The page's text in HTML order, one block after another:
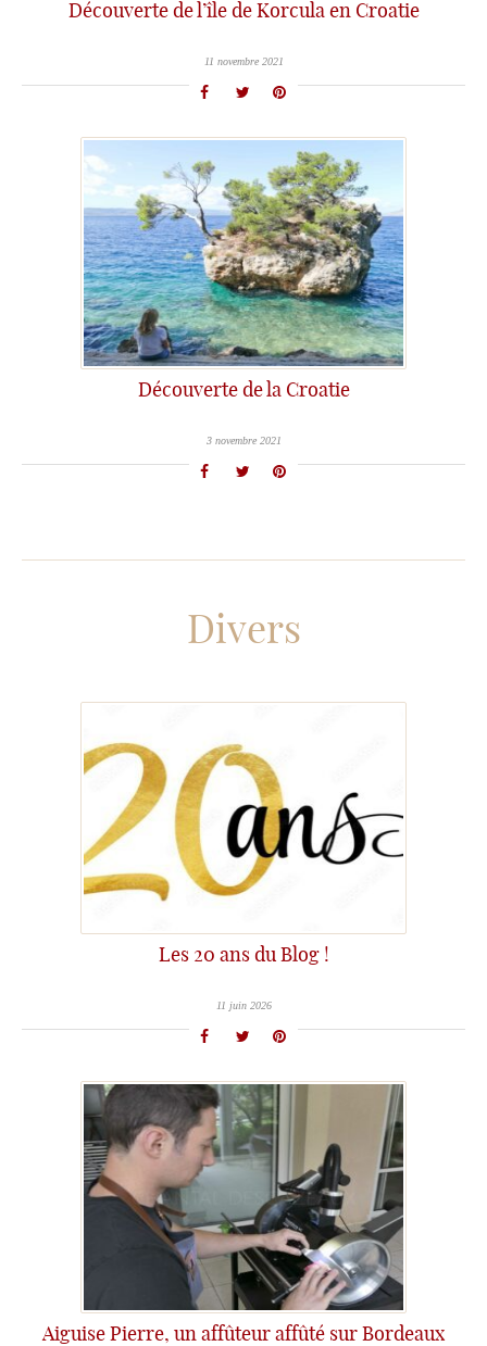
Découverte de l’île de Korcula en Croatie
11 novembre 2021
Découverte de la Croatie
3 novembre 2021
Divers
Les 20 ans du Blog !
11 juin 2026
Aiguise Pierre, un affûteur affûté sur Bordeaux